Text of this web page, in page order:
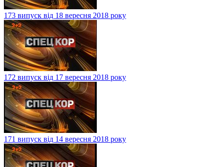
173 випуск від 18 вересня 2018 року
172 випуск від 17 вересня 2018 року
171 випуск від 14 вересня 2018 року